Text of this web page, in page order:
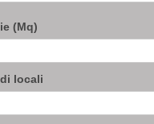
(Mq)
locali